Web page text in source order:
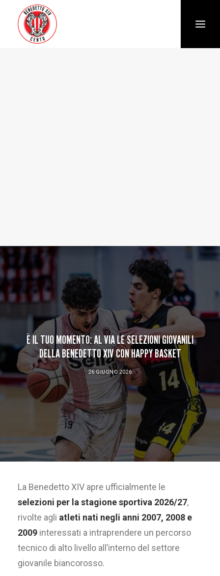
È IL TUO MOMENTO: AL VIA LE SELEZIONI GIOVANILI
DELLA BENEDETTO XIV CON HAPPY BASKET
26 GIUGNO 2026
La Benedetto XIV apre ufficialmente le
selezioni per la stagione sportiva 2026/27,
rivolte agli atleti nati negli anni 2007, 2008 e
2009 interessati a intraprendere un percorso
tecnico di alto livello all’interno del settore
giovanile biancorosso.